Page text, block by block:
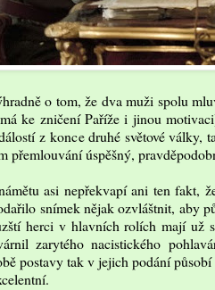
o tom, že dva muži spolu
ke zničení Paříže i jinou
z konce druhé světové války,
přemlouvání úspěšný,
asi nepřekvapí ani ten fakt,
snímek nějak ozvláštnit, aby
herci v hlavních rolích mají už
zarytého nacistického
postavy tak v jejich podání